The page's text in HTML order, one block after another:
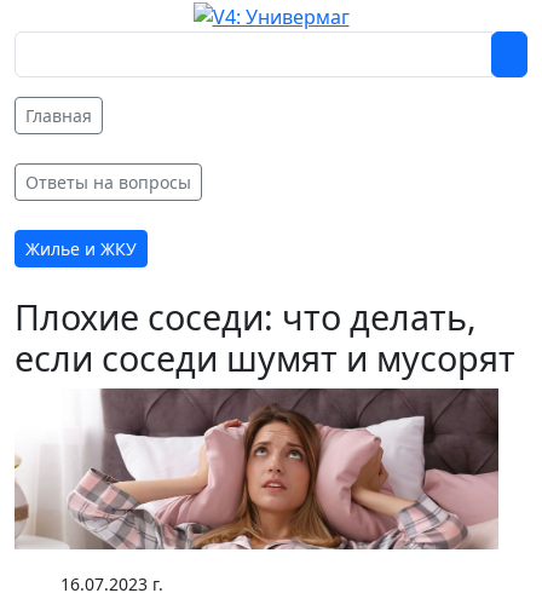
Главная
Ответы на вопросы
Жилье и ЖКУ
Плохие соседи: что делать,
если соседи шумят и мусорят
16.07.2023 г.